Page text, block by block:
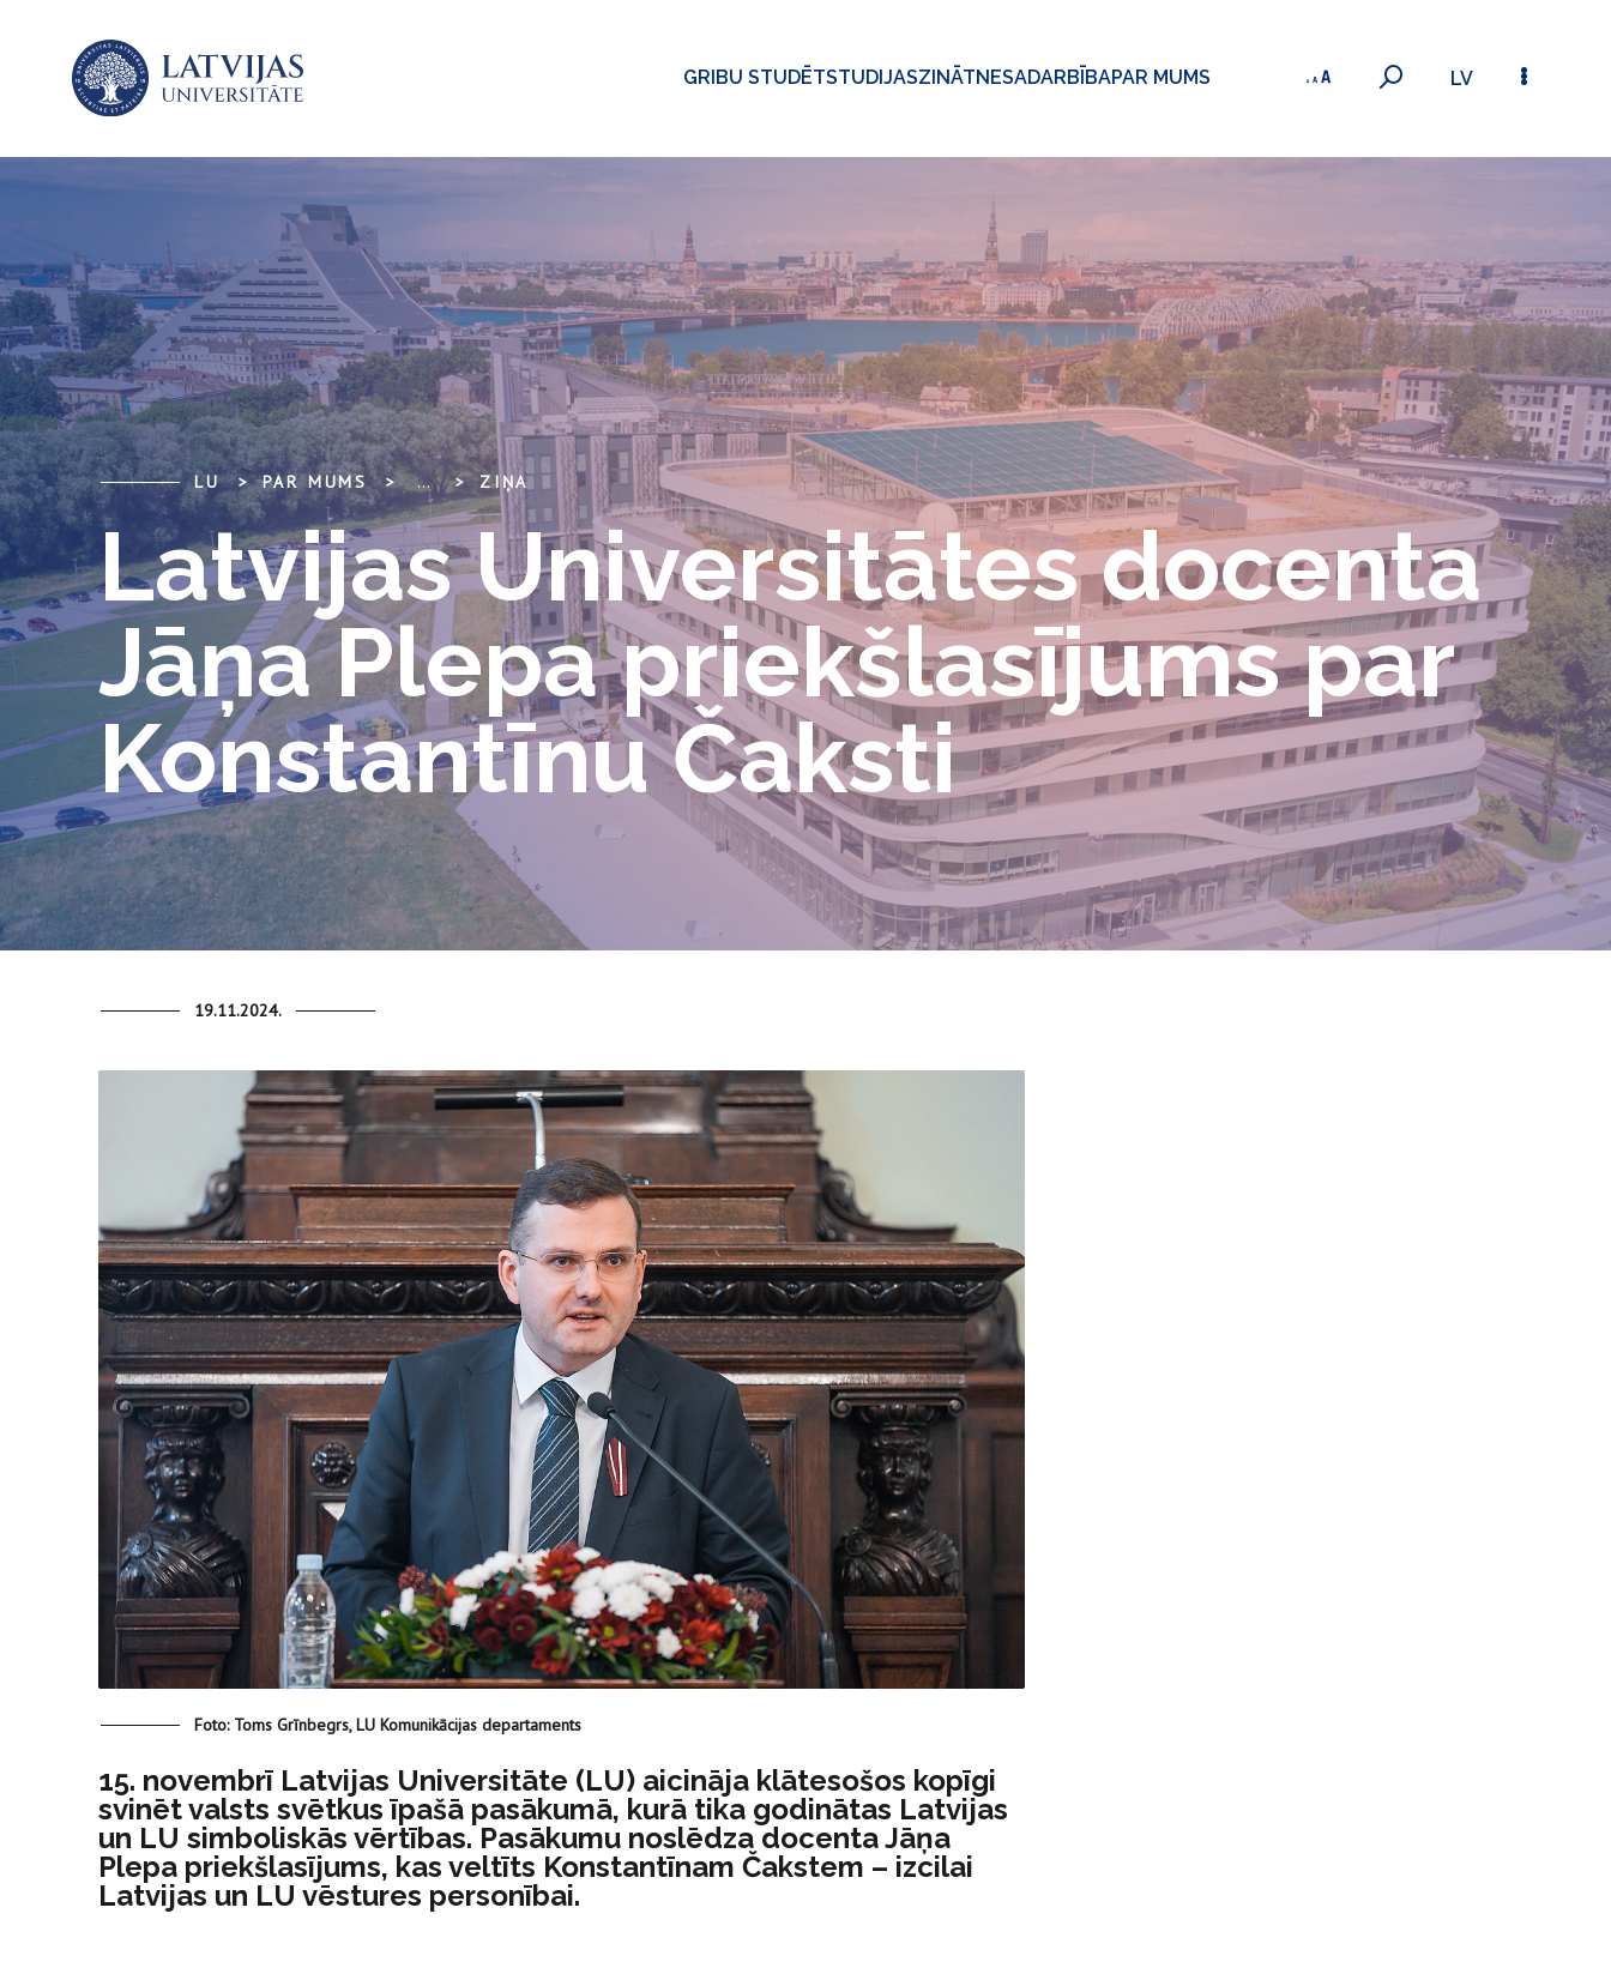
GRIBU STUDĒTSTUDIJASZINĀTNESADARBĪBAPAR MUMS LV
LU PAR MUMS ... ZIŅA
Latvijas Universitātes docenta
Jāņa Plepa priekšlasījums par
Konstantīnu Čaksti
19.11.2024.
Foto: Toms Grīnbegrs, LU Komunikācijas departaments
15. novembrī Latvijas Universitāte (LU) aicināja klātesošos kopīgi
svinēt valsts svētkus īpašā pasākumā, kurā tika godinātas Latvijas
un LU simboliskās vērtības. Pasākumu noslēdza docenta Jāņa
Plepa priekšlasījums, kas veltīts Konstantīnam Čakstem – izcilai
Latvijas un LU vēstures personībai.